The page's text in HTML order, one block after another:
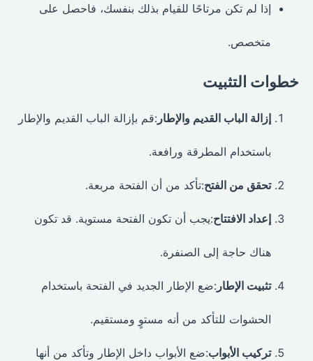
إذا لم تكن مرتاحًا للقيام بذلك بنفسك، فاحصل على
متخصص.
خطوات التثبيت
إزالة الباب القديم والإطار:قم بإزالة الباب القديم والإطار
باستخدام المطرقة ورافعة.
تحقق من الفتح:تأكد من أن الفتحة مربعة.
إعداد الافتتاح:يجب أن تكون الفتحة مستوية. قد تكون
هناك حاجة إلى الصنفرة.
تثبيت الإطار:ضع الإطار الجديد في الفتحة باستخدام
الحشوات للتأكد من أنه مستوٍ ومستقيم.
تركيب الأبواب:ضع الأبواب داخل الإطار وتأكد من أنها